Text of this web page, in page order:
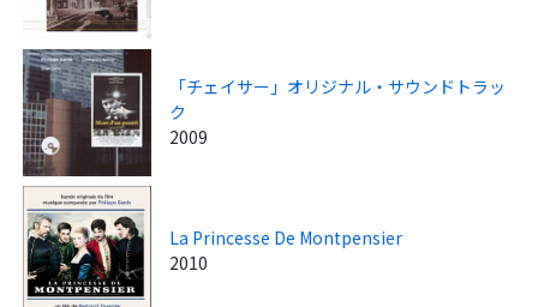
「チェイサー」オリジナル・サウンドトラッ
ク
2009
La Princesse De Montpensier
2010